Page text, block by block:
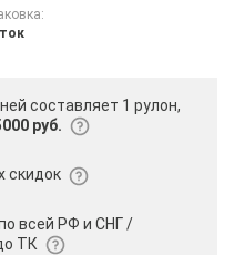
составляет 1 рулон,
руб.
скидок
всей РФ и СНГ /
ТК